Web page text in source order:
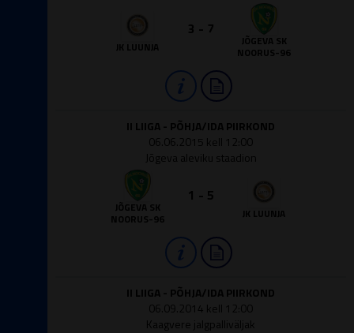
JK LUUNJA
3 - 7
JÕGEVA SK
NOORUS-96
II LIIGA - PÕHJA/IDA PIIRKOND
06.06.2015 kell 12:00
Jõgeva aleviku staadion
JÕGEVA SK
NOORUS-96
1 - 5
JK LUUNJA
II LIIGA - PÕHJA/IDA PIIRKOND
06.09.2014 kell 12:00
Kaagvere jalgpalliväljak